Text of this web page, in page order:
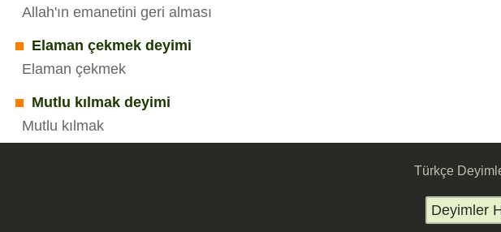
Allah'ın emanetini geri alması
Elaman çekmek deyimi
Elaman çekmek
Mutlu kılmak deyimi
Mutlu kılmak
Türkçe
Deyimler